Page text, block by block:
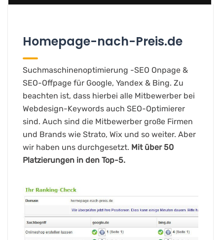
Homepage-nach-Preis.de
Suchmaschinenoptimierung -SEO Onpage &
SEO-Offpage für Google, Yandex & Bing. Zu
beachten ist, dass hierbei alle Mitbewerber bei
Webdesign-Keywords auch SEO-Optimierer
sind. Auch sind die Mitbewerber große Firmen
und Brands wie Strato, Wix und so weiter. Aber
wir haben uns durchgesetzt. Mit über 50
Platzierungen in den Top-5.